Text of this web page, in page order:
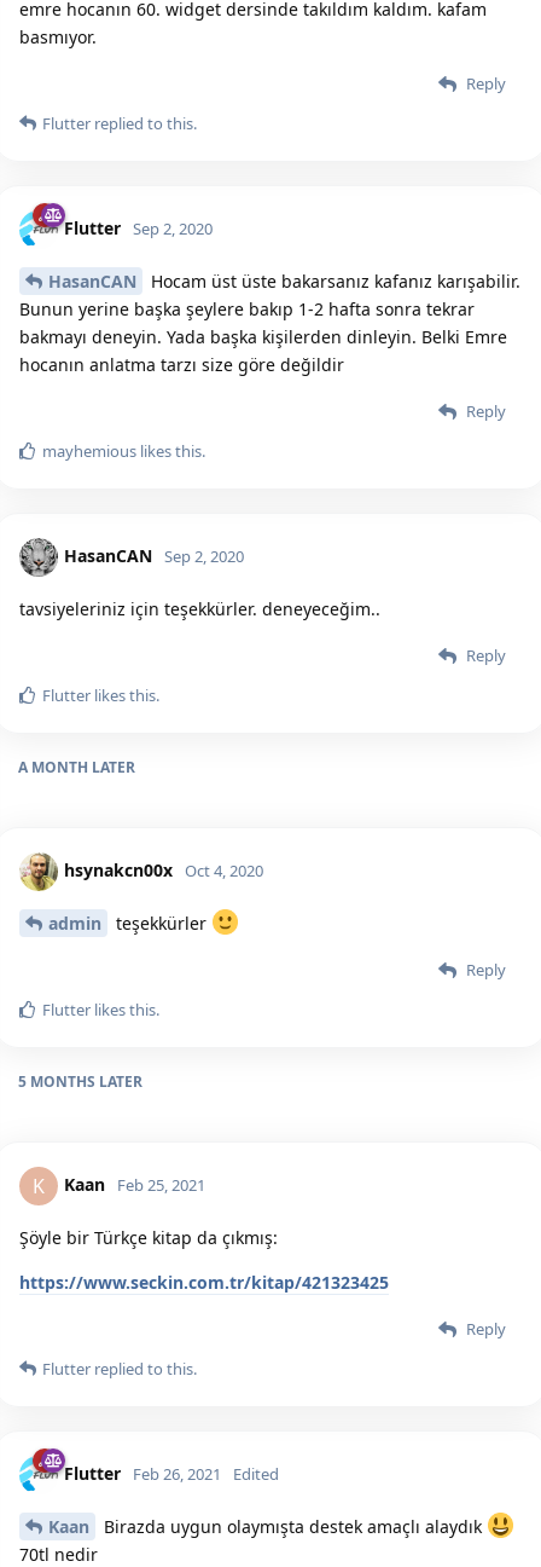
emre hocanın 60. widget dersinde takıldım kaldım. kafam
basmıyor.
Reply
Flutter replied to this.
Flutter Sep 2, 2020
HasanCAN
Hocam üst üste bakarsanız kafanız karışabilir.
Bunun yerine başka şeylere bakıp 1-2 hafta sonra tekrar
bakmayı deneyin. Yada başka kişilerden dinleyin. Belki Emre
hocanın anlatma tarzı size göre değildir
Reply
mayhemious likes this.
HasanCAN Sep 2, 2020
tavsiyeleriniz için teşekkürler. deneyeceğim..
Reply
Flutter likes this.
A MONTH LATER
hsynakcn00x Oct 4, 2020
admin teşekkürler
Reply
Flutter likes this.
5 MONTHS LATER
K Kaan Feb 25, 2021
Şöyle bir Türkçe kitap da çıkmış:
https://www.seckin.com.tr/kitap/421323425
Reply
Flutter replied to this.
Flutter Feb 26, 2021 Edited
Kaan
Birazda uygun olaymışta destek amaçlı alaydık
70tl nedir